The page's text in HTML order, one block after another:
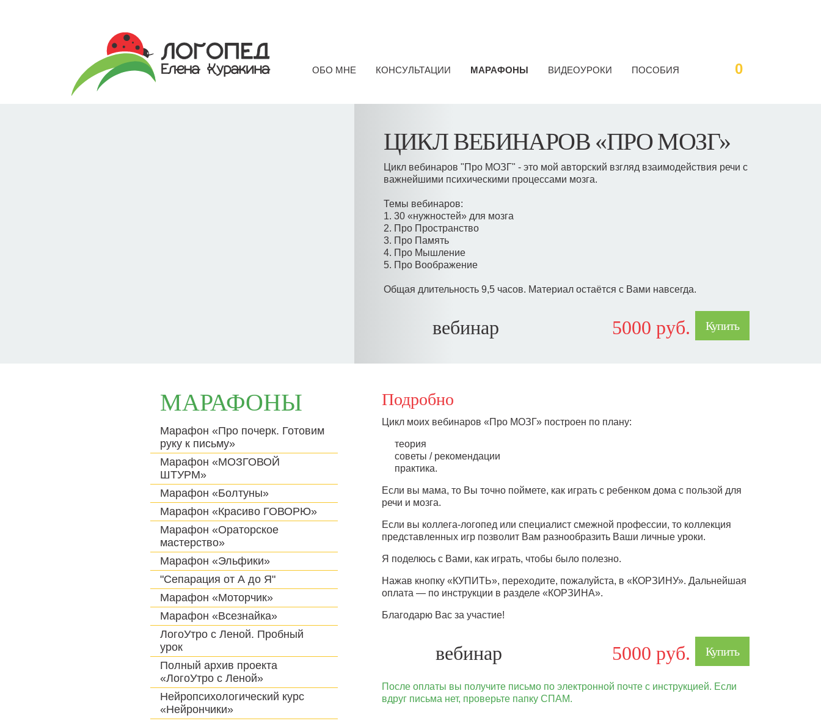
ОБО МНЕ КОНСУЛЬТАЦИИ МАРАФОНЫ ВИДЕОУРОКИ ПОСОБИЯ 0
ЦИКЛ ВЕБИНАРОВ «ПРО МОЗГ»
Цикл вебинаров "Про МОЗГ" - это мой авторский взгляд взаимодействия речи с
важнейшими психическими процессами мозга.
Темы вебинаров:
1. 30 «нужностей» для мозга
2. Про Пространство
3. Про Память
4. Про Мышление
5. Про Воображение
Общая длительность 9,5 часов. Материал остаётся с Вами навсегда.
вебинар 5000 руб. Купить
МАРАФОНЫ
Марафон «Про почерк. Готовим
руку к письму»
Марафон «МОЗГОВОЙ
ШТУРМ»
Марафон «Болтуны»
Марафон «Красиво ГОВОРЮ»
Марафон «Ораторское
мастерство»
Марафон «Эльфики»
"Сепарация от А до Я"
Марафон «Моторчик»
Марафон «Всезнайка»
ЛогоУтро с Леной. Пробный
урок
Полный архив проекта
«ЛогоУтро с Леной»
Нейропсихологический курс
«Нейрончики»
Подробно
Цикл моих вебинаров «Про МОЗГ» построен по плану:
теория
советы / рекомендации
практика.
Если вы мама, то Вы точно поймете, как играть с ребенком дома с пользой для
речи и мозга.
Если вы коллега-логопед или специалист смежной профессии, то коллекция
представленных игр позволит Вам разнообразить Ваши личные уроки.
Я поделюсь с Вами, как играть, чтобы было полезно.
Нажав кнопку «КУПИТЬ», переходите, пожалуйста, в «КОРЗИНУ». Дальнейшая
оплата — по инструкции в разделе «КОРЗИНА».
Благодарю Вас за участие!
вебинар 5000 руб. Купить
После оплаты вы получите письмо по электронной почте с инструкцией. Если
вдруг письма нет, проверьте папку СПАМ.